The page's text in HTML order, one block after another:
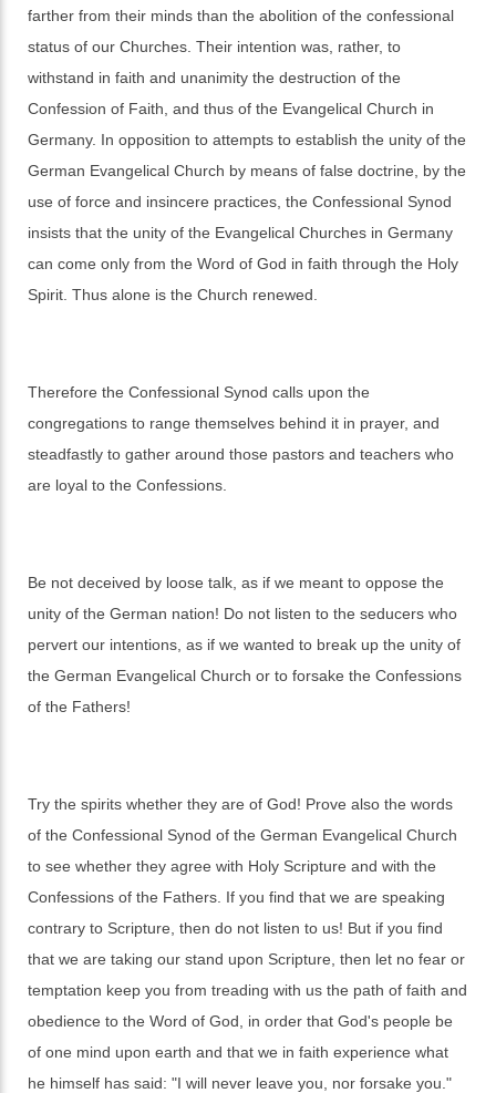
farther from their minds than the abolition of the confessional
status of our Churches. Their intention was, rather, to
withstand in faith and unanimity the destruction of the
Confession of Faith, and thus of the Evangelical Church in
Germany. In opposition to attempts to establish the unity of the
German Evangelical Church by means of false doctrine, by the
use of force and insincere practices, the Confessional Synod
insists that the unity of the Evangelical Churches in Germany
can come only from the Word of God in faith through the Holy
Spirit. Thus alone is the Church renewed.
Therefore the Confessional Synod calls upon the
congregations to range themselves behind it in prayer, and
steadfastly to gather around those pastors and teachers who
are loyal to the Confessions.
Be not deceived by loose talk, as if we meant to oppose the
unity of the German nation! Do not listen to the seducers who
pervert our intentions, as if we wanted to break up the unity of
the German Evangelical Church or to forsake the Confessions
of the Fathers!
Try the spirits whether they are of God! Prove also the words
of the Confessional Synod of the German Evangelical Church
to see whether they agree with Holy Scripture and with the
Confessions of the Fathers. If you find that we are speaking
contrary to Scripture, then do not listen to us! But if you find
that we are taking our stand upon Scripture, then let no fear or
temptation keep you from treading with us the path of faith and
obedience to the Word of God, in order that God's people be
of one mind upon earth and that we in faith experience what
he himself has said: "I will never leave you, nor forsake you."